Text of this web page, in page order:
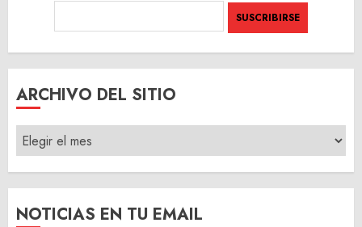
ARCHIVO DEL SITIO
ARCHIVO
DEL
SITIO
NOTICIAS EN TU EMAIL